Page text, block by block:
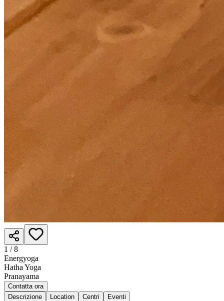
1 /8
Energyoga
Hatha Yoga
Pranayama
Contatta ora
Descrizione
Location Centri Eventi